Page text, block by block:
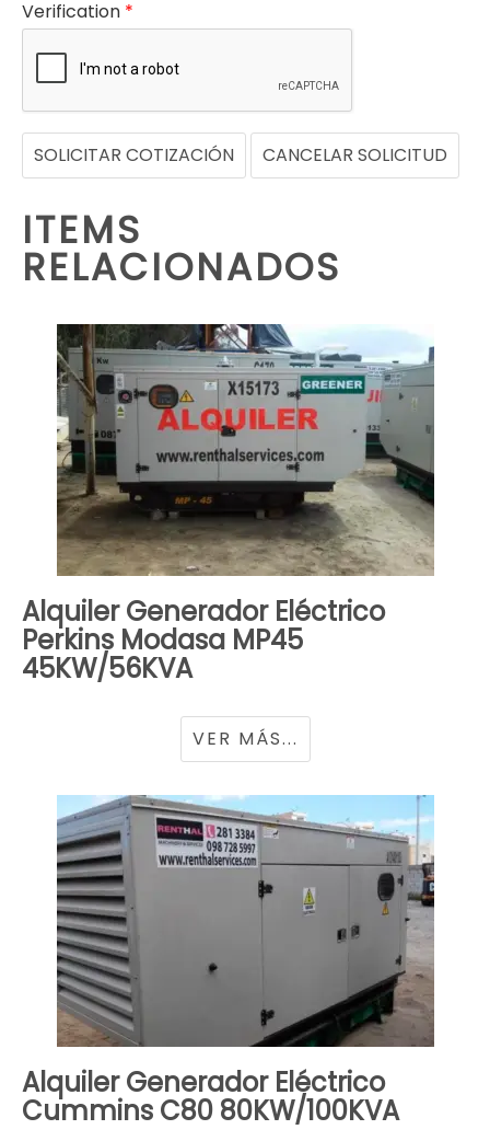
Verification *
SOLICITAR COTIZACIÓN CANCELAR SOLICITUD
ITEMS
RELACIONADOS
Alquiler Generador Eléctrico
Perkins Modasa MP45
45KW/56KVA
VER MÁS...
Alquiler Generador Eléctrico
Cummins C80 80KW/100KVA